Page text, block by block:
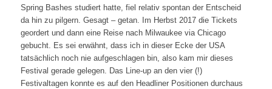
Spring Bashes studiert hatte, fiel relativ spontan der Entscheid
da hin zu pilgern. Gesagt – getan. Im Herbst 2017 die Tickets
geordert und dann eine Reise nach Milwaukee via Chicago
gebucht. Es sei erwähnt, dass ich in dieser Ecke der USA
tatsächlich noch nie aufgeschlagen bin, also kam mir dieses
Festival gerade gelegen. Das Line-up an den vier (!)
Festivaltagen konnte es auf den Headliner Positionen durchaus